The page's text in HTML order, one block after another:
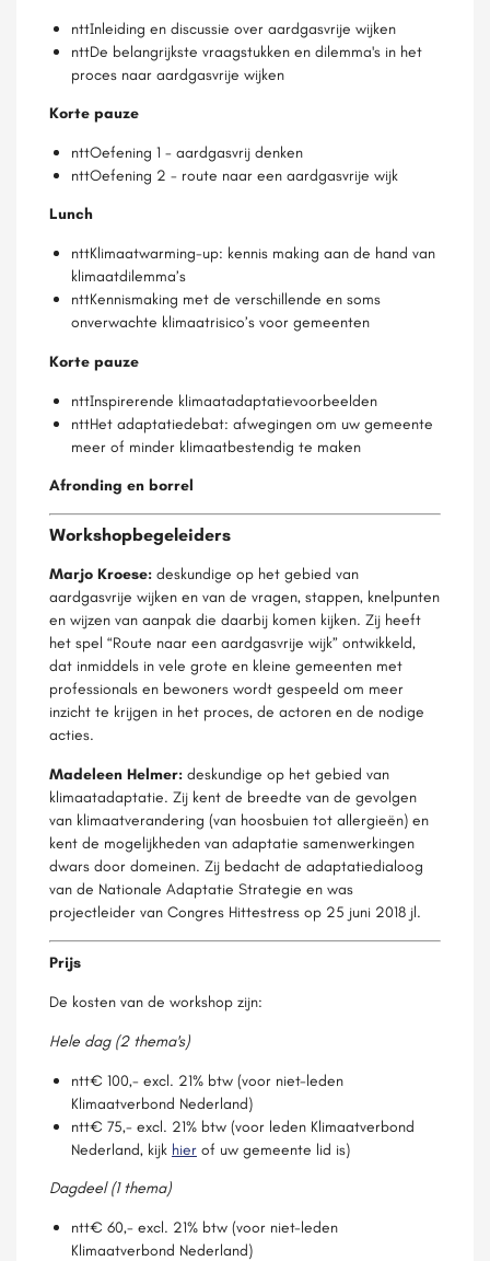
nttInleiding en discussie over aardgasvrije wijken
nttDe belangrijkste vraagstukken en dilemma's in het
proces naar aardgasvrije wijken
Korte pauze
nttOefening 1 - aardgasvrij denken
nttOefening 2 - route naar een aardgasvrije wijk
Lunch
nttKlimaatwarming-up: kennis making aan de hand van
klimaatdilemma’s
nttKennismaking met de verschillende en soms
onverwachte klimaatrisico’s voor gemeenten
Korte pauze
nttInspirerende klimaatadaptatievoorbeelden
nttHet adaptatiedebat: afwegingen om uw gemeente
meer of minder klimaatbestendig te maken
Afronding en borrel
Workshopbegeleiders
Marjo Kroese: deskundige op het gebied van
aardgasvrije wijken en van de vragen, stappen, knelpunten
en wijzen van aanpak die daarbij komen kijken. Zij heeft
het spel “Route naar een aardgasvrije wijk” ontwikkeld,
dat inmiddels in vele grote en kleine gemeenten met
professionals en bewoners wordt gespeeld om meer
inzicht te krijgen in het proces, de actoren en de nodige
acties.
Madeleen Helmer: deskundige op het gebied van
klimaatadaptatie. Zij kent de breedte van de gevolgen
van klimaatverandering (van hoosbuien tot allergieën) en
kent de mogelijkheden van adaptatie samenwerkingen
dwars door domeinen. Zij bedacht de adaptatiedialoog
van de Nationale Adaptatie Strategie en was
projectleider van Congres Hittestress op 25 juni 2018 jl.
Prijs
De kosten van de workshop zijn:
Hele dag (2 thema's)
ntt€ 100,- excl. 21% btw (voor niet-leden
Klimaatverbond Nederland)
ntt€ 75,- excl. 21% btw (voor leden Klimaatverbond
Nederland, kijk hier of uw gemeente lid is)
Dagdeel (1 thema)
ntt€ 60,- excl. 21% btw (voor niet-leden
Klimaatverbond Nederland)